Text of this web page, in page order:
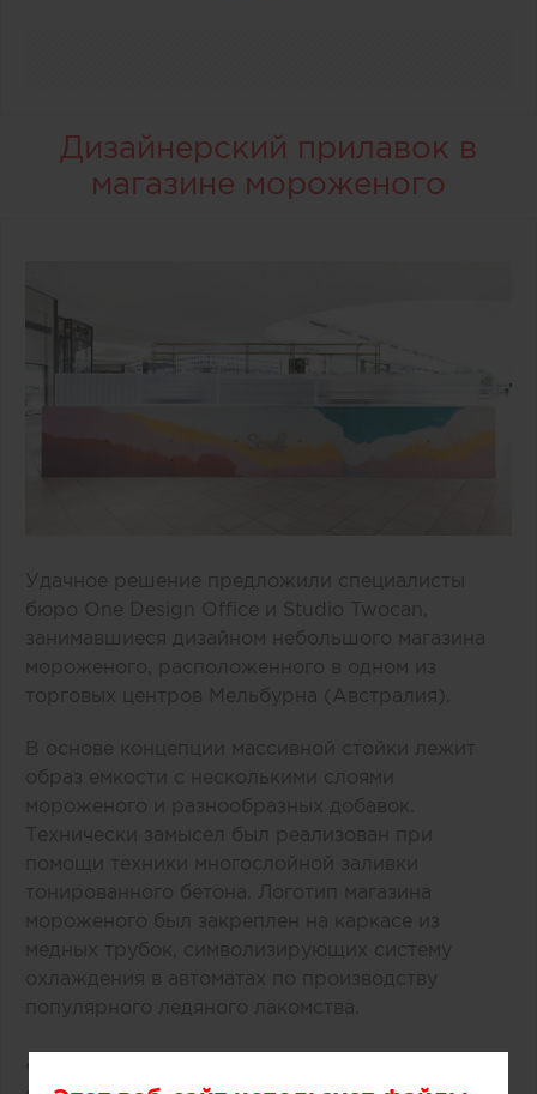
Дизайнерский прилавок в
магазине мороженого
Удачное решение предложили специалисты
бюро One Design Office и Studio Twocan,
занимавшиеся дизайном небольшого магазина
мороженого, расположенного в одном из
торговых центров Мельбурна (Австралия).
В основе концепции массивной стойки лежит
образ емкости с несколькими слоями
мороженого и разнообразных добавок.
Технически замысел был реализован при
помощи техники многослойной заливки
тонированного бетона. Логотип магазина
мороженого был закреплен на каркасе из
медных трубок, символизирующих систему
охлаждения в автоматах по производству
популярного ледяного лакомства.
«Монолитный фасад торговой точки выделяется